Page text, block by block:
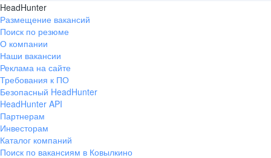
HeadHunter
Размещение вакансий
Поиск по резюме
О компании
Наши вакансии
Реклама на сайте
Требования к ПО
Безопасный HeadHunter
HeadHunter API
Партнерам
Инвесторам
Каталог компаний
Поиск по вакансиям в Ковылкино